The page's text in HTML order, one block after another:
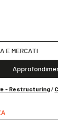
E MERCATI
- Restructuring/